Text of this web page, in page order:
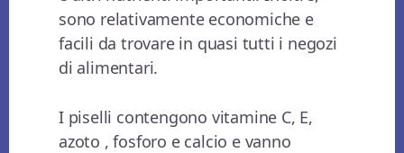
sono relativamente economiche e
facili da trovare in quasi tutti i negozi
di alimentari.
I piselli contengono vitamine C, E,
azoto , fosforo e calcio e vanno